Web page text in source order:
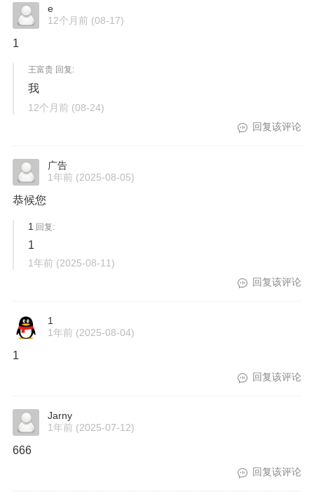
e
12个月前 (08-17)
1
王富贵 回复:
我
12个月前 (08-24)
回复该评论
广告
1年前 (2025-08-05)
恭候您
1 回复:
1
1年前 (2025-08-11)
回复该评论
1
1年前 (2025-08-04)
1
回复该评论
Jarny
1年前 (2025-07-12)
666
回复该评论